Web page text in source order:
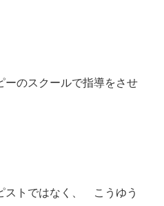
スクールで指導をさせ
トではなく、 こうゆう